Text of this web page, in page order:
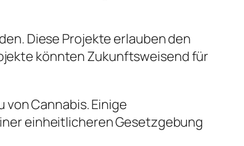
Diese Projekte erlauben den
könnten Zukunftsweisend für
Cannabis. Einige
einheitlicheren Gesetzgebung